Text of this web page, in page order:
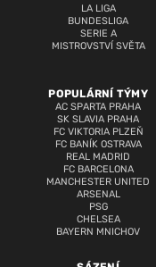
LA LIGA
BUNDESLIGA
SERIE A
MISTROVSTVÍ SVĚTA
POPULÁRNÍ TÝMY
AC SPARTA PRAHA
SK SLAVIA PRAHA
FC VIKTORIA PLZEŇ
FC BANÍK OSTRAVA
REAL MADRID
FC BARCELONA
MANCHESTER UNITED
ARSENAL
PSG
CHELSEA
BAYERN MNICHOV